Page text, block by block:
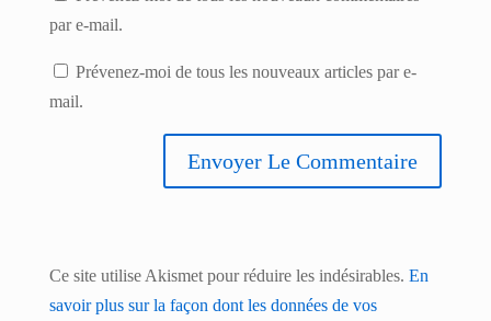
par e-mail.
Prévenez-moi de tous les nouveaux articles par e-
mail.
Ce site utilise Akismet pour réduire les indésirables. En
savoir plus sur la façon dont les données de vos